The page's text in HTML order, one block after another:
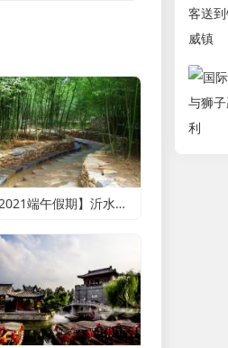
【2021端午假期】沂水地下大峡谷、萤火虫水洞、竹泉村、红石寨悠悠竹泉二日游